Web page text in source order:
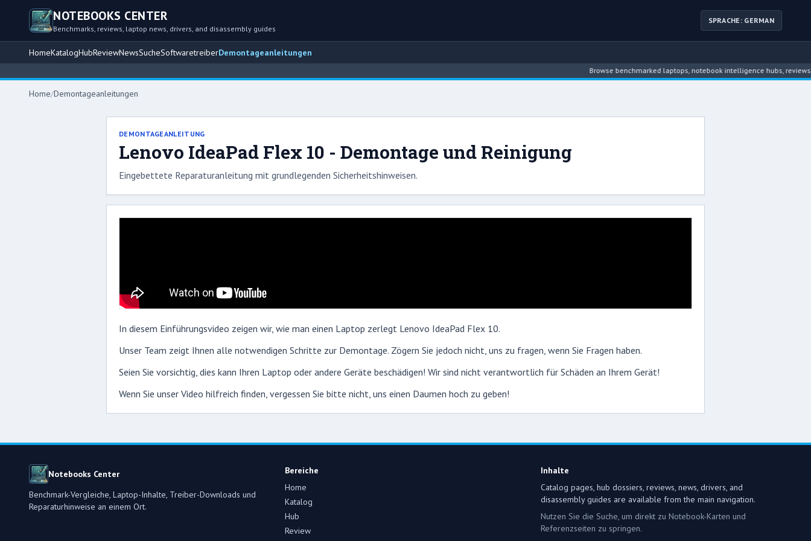
NOTEBOOKS CENTER
Benchmarks, reviews, laptop news, drivers, and disassembly guides
SPRACHE: GERMAN
HomeKatalogHubReviewNewsSucheSoftwaretreiberDemontageanleitungen
Browse benchmarked laptops, notebook intelligence hubs, reviews,
Home/Demontageanleitungen
DEMONTAGEANLEITUNG
Lenovo IdeaPad Flex 10 - Demontage und Reinigung
Eingebettete Reparaturanleitung mit grundlegenden Sicherheitshinweisen.
In diesem Einführungsvideo zeigen wir, wie man einen Laptop zerlegt Lenovo IdeaPad Flex 10.
Unser Team zeigt Ihnen alle notwendigen Schritte zur Demontage. Zögern Sie jedoch nicht, uns zu fragen, wenn Sie Fragen haben.
Seien Sie vorsichtig, dies kann Ihren Laptop oder andere Geräte beschädigen! Wir sind nicht verantwortlich für Schäden an Ihrem Gerät!
Wenn Sie unser Video hilfreich finden, vergessen Sie bitte nicht, uns einen Daumen hoch zu geben!
Notebooks Center
Benchmark-Vergleiche, Laptop-Inhalte, Treiber-Downloads und
Reparaturhinweise an einem Ort.
Bereiche
Home
Katalog
Hub
Review
Inhalte
Catalog pages, hub dossiers, reviews, news, drivers, and
disassembly guides are available from the main navigation.
Nutzen Sie die Suche, um direkt zu Notebook-Karten und
Referenzseiten zu springen.